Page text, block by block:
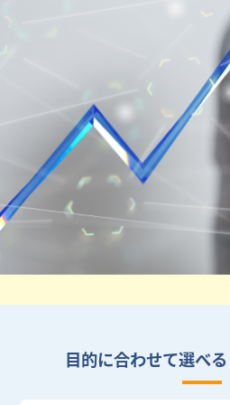
目的に合わせて選べる